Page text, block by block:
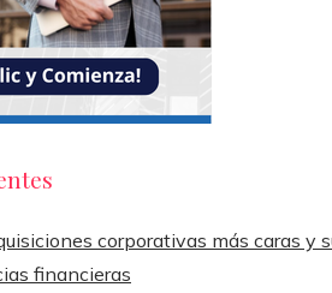
corporativas más caras y
financieras